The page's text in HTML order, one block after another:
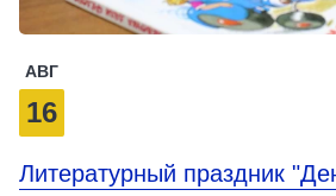
АВГ
16
Литературный праздник